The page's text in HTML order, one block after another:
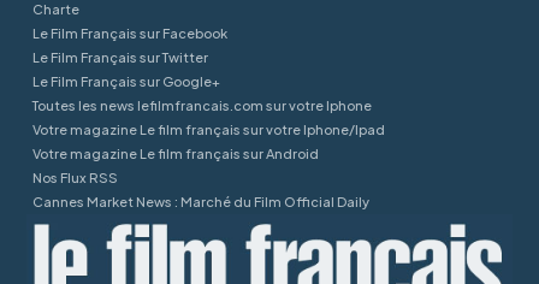
Charte
Le Film Français sur Facebook
Le Film Français sur Twitter
Le Film Français sur Google+
Toutes les news lefilmfrancais.com sur votre Iphone
Votre magazine Le film français sur votre Iphone/Ipad
Votre magazine Le film français sur Android
Nos Flux RSS
Cannes Market News : Marché du Film Official Daily